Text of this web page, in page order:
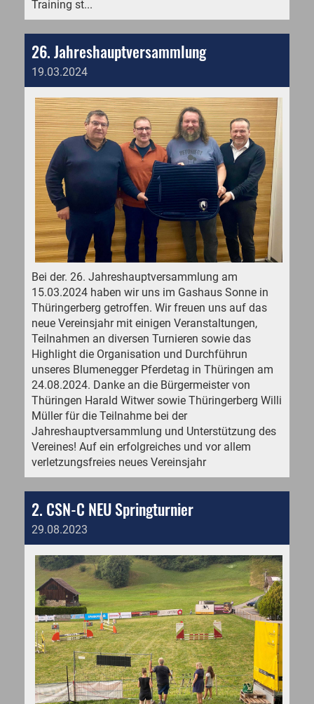
Training st...
26. Jahreshauptversammlung
19.03.2024
Bei der. 26. Jahreshauptversammlung am
15.03.2024 haben wir uns im Gashaus Sonne in
Thüringerberg getroffen. Wir freuen uns auf das
neue Vereinsjahr mit einigen Veranstaltungen,
Teilnahmen an diversen Turnieren sowie das
Highlight die Organisation und Durchführun
unseres Blumenegger Pferdetag in Thüringen am
24.08.2024. Danke an die Bürgermeister von
Thüringen Harald Witwer sowie Thüringerberg Willi
Müller für die Teilnahme bei der
Jahreshauptversammlung und Unterstützung des
Vereines! Auf ein erfolgreiches und vor allem
verletzungsfreies neues Vereinsjahr
2. CSN-C NEU Springturnier
29.08.2023